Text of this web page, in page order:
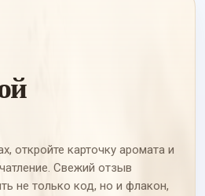
откройте карточку аромата и
Свежий отзыв
не только код, но и флакон,